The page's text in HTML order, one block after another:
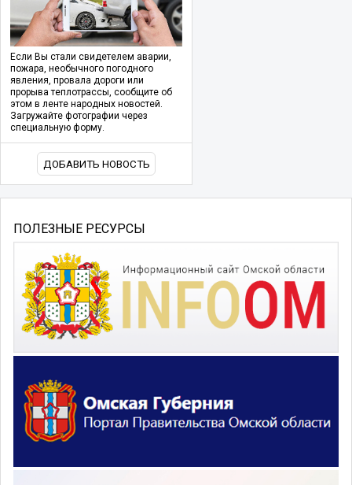
Если Вы стали свидетелем аварии,
пожара, необычного погодного
явления, провала дороги или
прорыва теплотрассы, сообщите об
этом в ленте народных новостей.
Загружайте фотографии через
специальную форму.
ДОБАВИТЬ НОВОСТЬ
ПОЛЕЗНЫЕ РЕСУРСЫ